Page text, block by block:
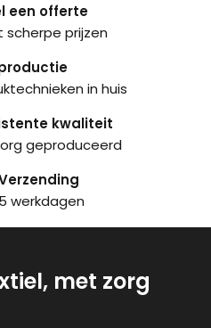
een offerte
scherpe prijzen
in huis
kwaliteit
geproduceerd
5 werkdagen
met zorg